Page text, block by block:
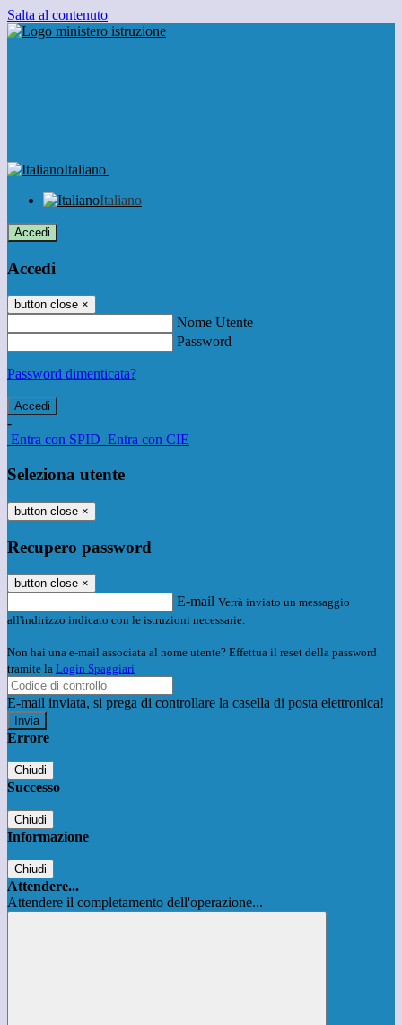
Salta al contenuto
Italiano
Italiano
Accedi
Accedi
button close ×
Nome Utente
Password
Password dimenticata?
-
Entra con SPID Entra con CIE
Seleziona utente
button close ×
Recupero password
button close ×
E-mail Verrà inviato un messaggio
all'indirizzo indicato con le istruzioni necessarie.
Non hai una e-mail associata al nome utente? Effettua il reset della password
tramite la Login Spaggiari
E-mail inviata, si prega di controllare la casella di posta elettronica!
Errore
Chiudi
Successo
Chiudi
Informazione
Chiudi
Attendere...
Attendere il completamento dell'operazione...